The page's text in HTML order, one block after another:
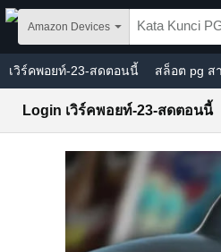
Skip to main content
Amazon Devices
เวิร์คพอยท์-23-สดตอนนี้ สล็อต pg ส
Login เวิร์คพอยท์-23-สดตอนนี้